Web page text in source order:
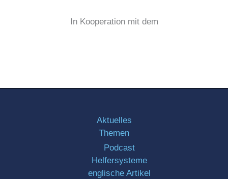
In Kooperation mit dem
Aktuelles
Themen
Podcast
Helfersysteme
englische Artikel